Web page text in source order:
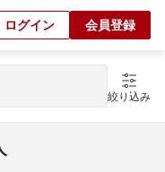
ログイン 会員登録
絞り込み